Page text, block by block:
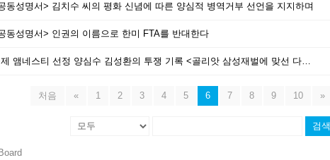
동성명서> 김치수 씨의 평화 신념에 따른 양심적 병역거부 선언을 지지하며
동성명서> 인권의 이름으로 한미 FTA를 반대한다
국제 앰네스티 선정 양심수 김성환의 투쟁 기록 <골리앗 삼성재벌에 맞선 다윗의 투쟁> 출간에 즈음한 삼성 재벌 규탄 기자회견문
처음 « 1 2 3 4 5 6 7 8 9 10 »
검색